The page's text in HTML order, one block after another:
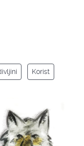
Korist